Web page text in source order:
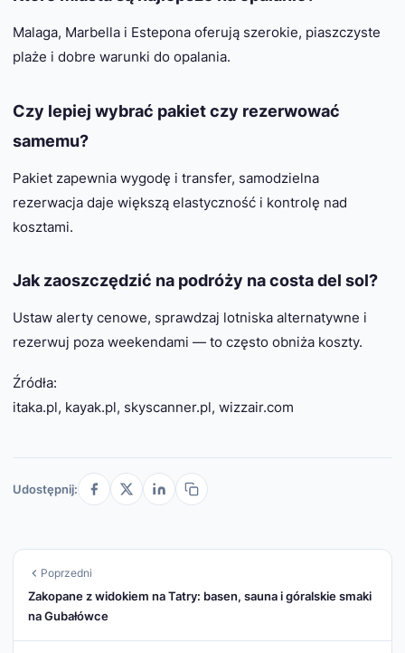
Malaga, Marbella i Estepona oferują szerokie, piaszczyste
plaże i dobre warunki do opalania.
Czy lepiej wybrać pakiet czy rezerwować
samemu?
Pakiet zapewnia wygodę i transfer, samodzielna
rezerwacja daje większą elastyczność i kontrolę nad
kosztami.
Jak zaoszczędzić na podróży na costa del sol?
Ustaw alerty cenowe, sprawdzaj lotniska alternatywne i
rezerwuj poza weekendami — to często obniża koszty.
Źródła:
itaka.pl, kayak.pl, skyscanner.pl, wizzair.com
Udostępnij:
Poprzedni
Zakopane z widokiem na Tatry: basen, sauna i góralskie smaki
na Gubałówce